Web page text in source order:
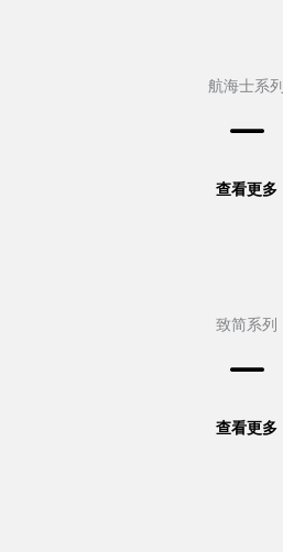
航海士系列
查看更多
致简系列
查看更多